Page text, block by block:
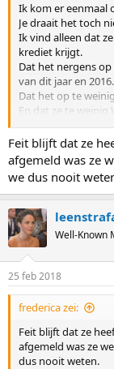
Ik kom er eenmaal
Je draait het toch
Ik vind alleen dat
krediet krijgt.
Dat het nergens
van dit jaar en
Dat het op te
En dat ze te weinig
Dat, als ze rijdt, ze
2017) en zeker op
Hopelijk bevestigd
zal ze niet worden
Feit blijft dat ze
afgemeld was ze
we dus nooit
Well-Known
25 feb 2018
frederica zei:
Feit blijft dat ze
afgemeld was ze
dus nooit weten.